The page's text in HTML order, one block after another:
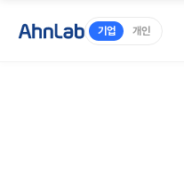
기업 개인